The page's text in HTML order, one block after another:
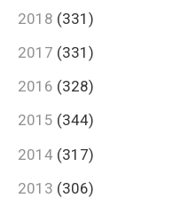
2018 (331)
2017 (331)
2016 (328)
2015 (344)
2014 (317)
2013 (306)